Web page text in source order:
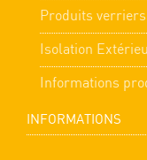
Produits verriers
Isolation
Informations
INFORMATIONS